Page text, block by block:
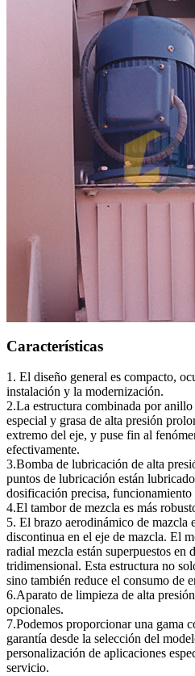
Características
1. El diseño general es compacto,
instalación y la modernización.
2.La estructura combinada por
especial y grasa de alta presión
extremo del eje, y puse fin al
efectivamente.
3.Bomba de lubricación de alta
puntos de lubricación están
dosificación precisa, funcionamiento
4.El tambor de mezcla es más
5. El brazo aerodinámico de mazcla
discontinua en el eje de mazcla. El
radial mezcla están superpuestos en
tridimensional. Esta estructura no
sino también reduce el consumo de
6.Aparato de limpieza de alta
opcionales.
7.Podemos proporcionar una gama
garantía desde la selección del
personalización de aplicaciones
servicio.